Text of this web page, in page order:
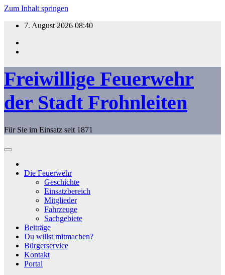
Zum Inhalt springen
7. August 2026 08:40
Freiwillige Feuerwehr
der Stadt Frohnleiten
Für Sie im Einsatz seit 1871
Die Feuerwehr
Geschichte
Einsatzbereich
Mitglieder
Fahrzeuge
Sachgebiete
Beiträge
Du willst mitmachen?
Bürgerservice
Kontakt
Portal